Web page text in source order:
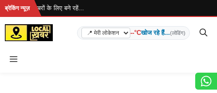
Skip
content
ब्रेकिंग न्यूज़
है... ताज़ा खबरों के लिए बने रहें...
--°Cखोज रहे हैं...(लोडिंग)
Menu